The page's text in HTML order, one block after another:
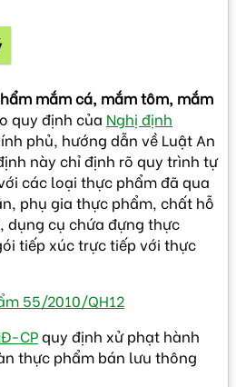
mắm cá, mắm tôm, mắm
quy định của Nghị định
phủ, hướng dẫn về Luật An
này chỉ định rõ quy trình tự
các loại thực phẩm đã qua
phụ gia thực phẩm, chất hỗ
dụng cụ chứa đựng thực
tiếp xúc trực tiếp với thực
55/2010/QH12
CPquy định xử phạt hành
thực phẩm bán lưu thông